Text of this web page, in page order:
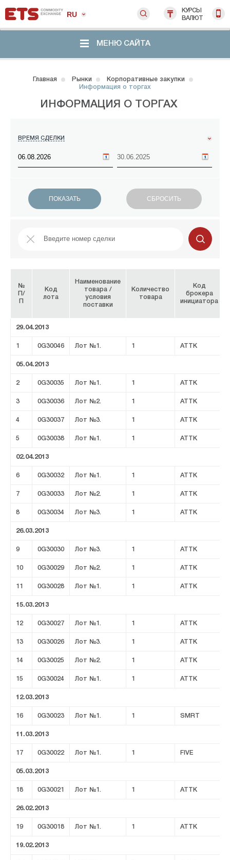
RU
КУРСЫ
ВАЛЮТ
МЕНЮ САЙТА
Главная Рынки
Корпоративные закупки
Информация о торгах
ИНФОРМАЦИЯ О ТОРГАХ
ВРЕМЯ СДЕЛКИ
№
П/
П
Код
лота
Наименование
товара /
условия
поставки
Количество
товара
Код
брокера
инициатора
29.04.2013
1 0G30046 Лот №1. 1 ATTK
05.04.2013
2 0G30035 Лот №1. 1 ATTK
3 0G30036 Лот №2. 1 ATTK
4 0G30037 Лот №3. 1 ATTK
5 0G30038 Лот №1. 1 ATTK
02.04.2013
6 0G30032 Лот №1. 1 ATTK
7 0G30033 Лот №2. 1 ATTK
8 0G30034 Лот №3. 1 ATTK
26.03.2013
9 0G30030 Лот №3. 1 ATTK
10 0G30029 Лот №2. 1 ATTK
11 0G30028 Лот №1. 1 ATTK
15.03.2013
12 0G30027 Лот №1. 1 ATTK
13 0G30026 Лот №3. 1 ATTK
14 0G30025 Лот №2. 1 ATTK
15 0G30024 Лот №1. 1 ATTK
12.03.2013
16 0G30023 Лот №1. 1 SMRT
11.03.2013
17 0G30022 Лот №1. 1 FIVE
05.03.2013
18 0G30021 Лот №1. 1 ATTK
26.02.2013
19 0G30018 Лот №1. 1 ATTK
19.02.2013